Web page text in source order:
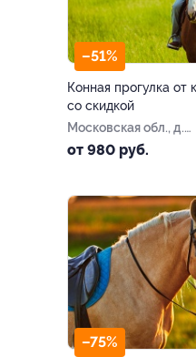
–51%
Конная прогулка от
со скидкой
Московская обл., ​д.
Афинеево,
от 980 руб.
–75%